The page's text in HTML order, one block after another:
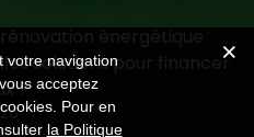
énergétique
solutions pour financer
?
votre navigation
acceptez
Pour en
la Politique